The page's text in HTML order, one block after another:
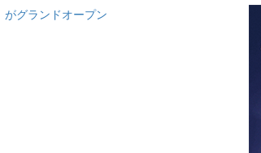
グランドオープン